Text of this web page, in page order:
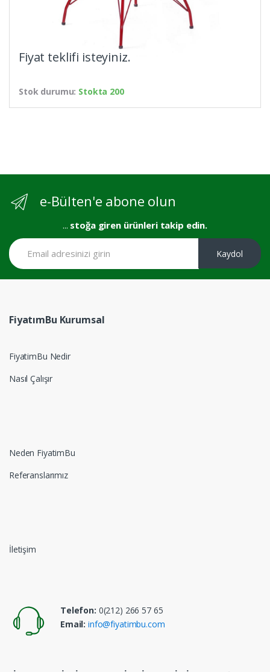
Fiyat teklifi isteyiniz.
Stok durumu: Stokta 200
e-Bülten'e abone olun
... stoğa giren ürünleri takip edin.
Kaydol
FiyatımBu Kurumsal
FiyatimBu Nedir
Nasıl Çalışır
Neden FiyatimBu
Referanslarımız
İletişim
Telefon: 0(212) 266 57 65
Email: info@fiyatimbu.com